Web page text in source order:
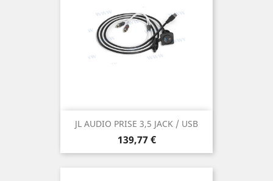
JL AUDIO PRISE 3,5 JACK / USB
Prix
139,77 €